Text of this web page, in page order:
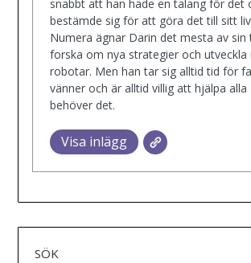
snabbt att han hade en talang för det
bestämde sig för att göra det till sitt
Numera ägnar Darin det mesta av
forska om nya strategier och utveckla
robotar. Men han tar sig alltid tid för
vänner och är alltid villig att hjälpa alla
behöver det.
Visa inlägg
SÖK